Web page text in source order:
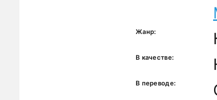
Жанр:
В качестве:
В переводе: